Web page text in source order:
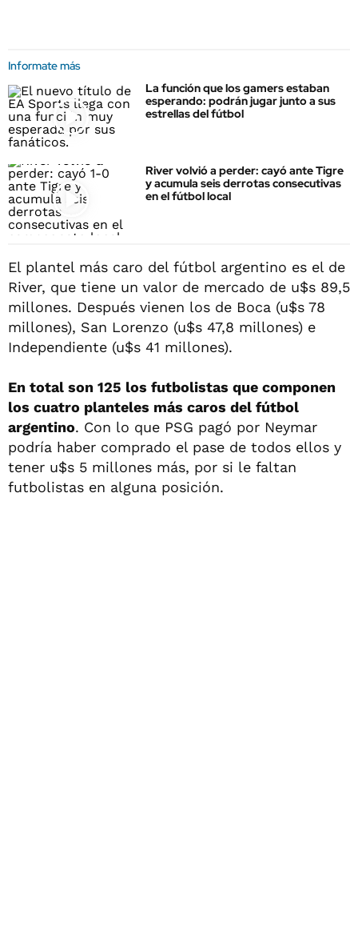
Informate más
La función que los gamers estaban
esperando: podrán jugar junto a sus
estrellas del fútbol
River volvió a perder: cayó ante Tigre
y acumula seis derrotas consecutivas
en el fútbol local
El plantel más caro del fútbol argentino es el de
River, que tiene un valor de mercado de u$s 89,5
millones. Después vienen los de Boca (u$s 78
millones), San Lorenzo (u$s 47,8 millones) e
Independiente (u$s 41 millones).
En total son 125 los futbolistas que componen
los cuatro planteles más caros del fútbol
argentino. Con lo que PSG pagó por Neymar
podría haber comprado el pase de todos ellos y
tener u$s 5 millones más, por si le faltan
futbolistas en alguna posición.